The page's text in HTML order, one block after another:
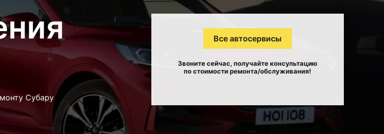
Субару
Все автосервисы
Звоните сейчас, получайте консультацию
по стоимости ремонта/обслуживания!